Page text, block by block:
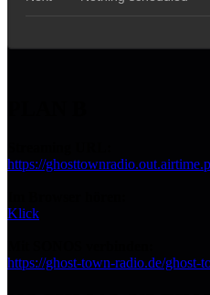
https://
Klick
https://ghost-town-radio.de/ghost-